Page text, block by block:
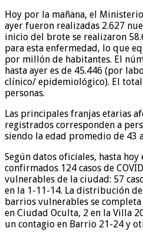
Hoy por la mañana, el
ayer fueron realizadas 2.627
inicio del brote se realizaron
para esta enfermedad, lo que
por millón de habitantes. El
hasta ayer es de 45.446 (por
clínico/ epidemiológico). El
personas.
Las principales franjas etarias
registrados corresponden a
siendo la edad promedio de 43
Según datos oficiales, hasta
confirmados 124 casos de
vulnerables de la ciudad: 57
en la 1-11-14. La distribución
barrios vulnerables se
en Ciudad Oculta, 2 en la Villa
un contagio en Barrio 21-24 y